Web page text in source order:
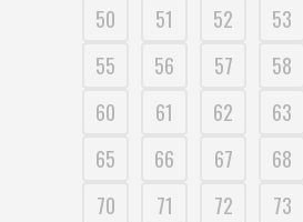
50
51 52 53
55
56 57 58
60
61 62 63
65
66 67 68
70
71 72 73